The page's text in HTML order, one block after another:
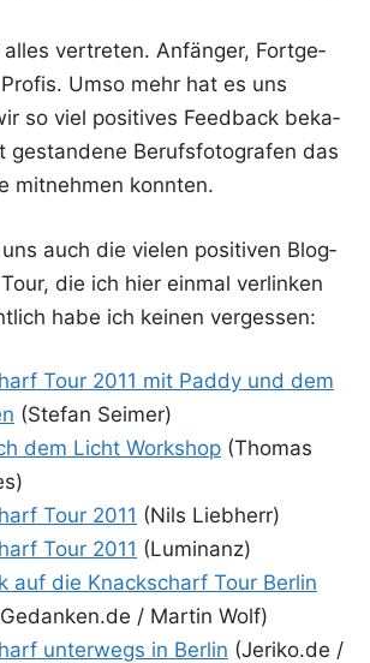
alles ver­tre­ten. Anfän­ger, Fort­ge­
Umso mehr hat es uns
so viel posi­ti­ves Feed­back beka­
gestan­de­ne Berufs­fo­to­gra­fen das
mit­neh­men konnten.
auch die vie­len posi­ti­ven Blog­
die ich hier ein­mal ver­lin­ken
habe ich kei­nen vergessen:
Tour 2011 mit Pad­dy und dem
(Ste­fan Seimer)
dem Licht Work­shop (Tho­mas
Tour 2011 (Nils Liebherr)
Tour 2011 (Lumi­nanz)
auf die Knack­scharf Tour Ber­lin
/ Mar­tin Wolf)
unter­wegs in Ber­lin (Jeriko.de /